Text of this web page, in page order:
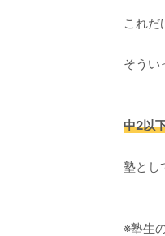
これだ
そうい
中2以
塾とし
※塾生